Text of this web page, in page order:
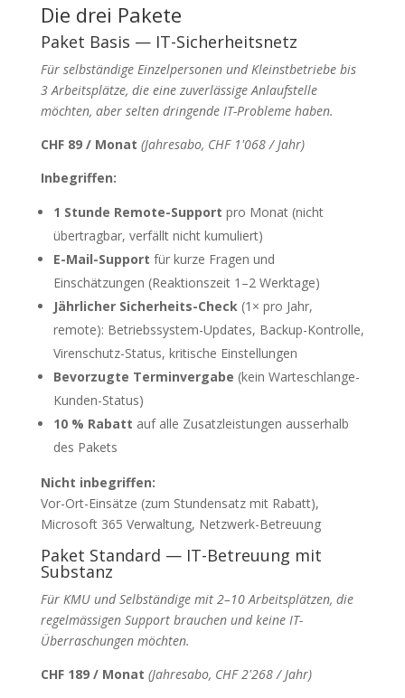
Die drei Pakete
Paket Basis — IT-Sicherheitsnetz
Für selbständige Einzelpersonen und Kleinstbetriebe bis
3 Arbeitsplätze, die eine zuverlässige Anlaufstelle
möchten, aber selten dringende IT-Probleme haben.
CHF 89 / Monat (Jahresabo, CHF 1'068 / Jahr)
Inbegriffen:
1 Stunde Remote-Support pro Monat (nicht
übertragbar, verfällt nicht kumuliert)
E-Mail-Support für kurze Fragen und
Einschätzungen (Reaktionszeit 1–2 Werktage)
Jährlicher Sicherheits-Check(1× pro Jahr,
remote): Betriebssystem-Updates, Backup-Kontrolle,
Virenschutz-Status, kritische Einstellungen
Bevorzugte Terminvergabe (kein Warteschlange-
Kunden-Status)
10 % Rabatt auf alle Zusatzleistungen ausserhalb
des Pakets
Nicht inbegriffen:
Vor-Ort-Einsätze (zum Stundensatz mit Rabatt),
Microsoft 365 Verwaltung, Netzwerk-Betreuung
Paket Standard — IT-Betreuung mit
Substanz
Für KMU und Selbständige mit 2–10 Arbeitsplätzen, die
regelmässigen Support brauchen und keine IT-
Überraschungen möchten.
CHF 189 / Monat (Jahresabo, CHF 2'268 / Jahr)